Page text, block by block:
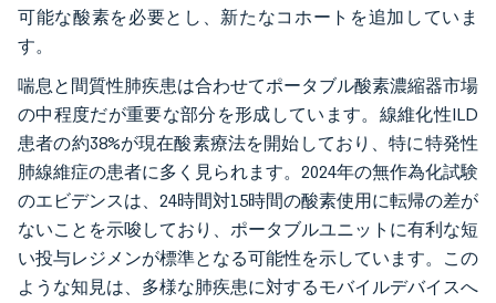
可能な酸素を必要とし、新たなコホートを追加していま
す。
喘息と間質性肺疾患は合わせてポータブル酸素濃縮器市場
の中程度だが重要な部分を形成しています。線維化性ILD
患者の約38%が現在酸素療法を開始しており、特に特発性
肺線維症の患者に多く見られます。2024年の無作為化試験
のエビデンスは、24時間対15時間の酸素使用に転帰の差が
ないことを示唆しており、ポータブルユニットに有利な短
い投与レジメンが標準となる可能性を示しています。この
ような知見は、多様な肺疾患に対するモバイルデバイスへ